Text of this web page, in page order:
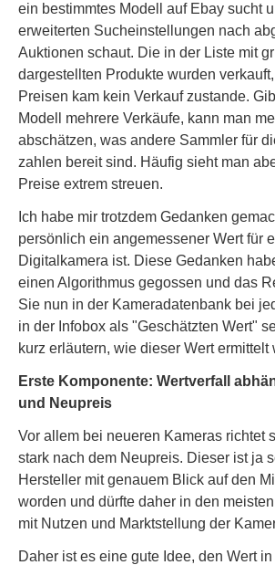
ein bestimmtes Modell auf Ebay sucht
erweiterten Sucheinstellungen nach
Auktionen schaut. Die in der Liste mit
dargestellten Produkte wurden
Preisen kam kein Verkauf zustande.
Modell mehrere Verkäufe, kann man
abschätzen, was andere Sammler für
zahlen bereit sind. Häufig sieht man
Preise extrem streuen.
Ich habe mir trotzdem Gedanken
persönlich ein angemessener Wert für
Digitalkamera ist. Diese Gedanken
einen Algorithmus gegossen und das
Sie nun in der Kameradatenbank bei
in der Infobox als "Geschätzten Wert"
kurz erläutern, wie dieser Wert ermittelt
Erste Komponente: Wertverfall
und Neupreis
Vor allem bei neueren Kameras richtet
stark nach dem Neupreis. Dieser ist ja
Hersteller mit genauem Blick auf den
worden und dürfte daher in den
mit Nutzen und Marktstellung der
Daher ist es eine gute Idee, den Wert